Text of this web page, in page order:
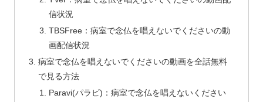
信状況
TBSFree：病室で念仏を唱えないでくださいの動
画配信状況
病室で念仏を唱えないでくださいの動画を全話無料
で見る方法
Paravi(パラビ)：病室で念仏を唱えないください